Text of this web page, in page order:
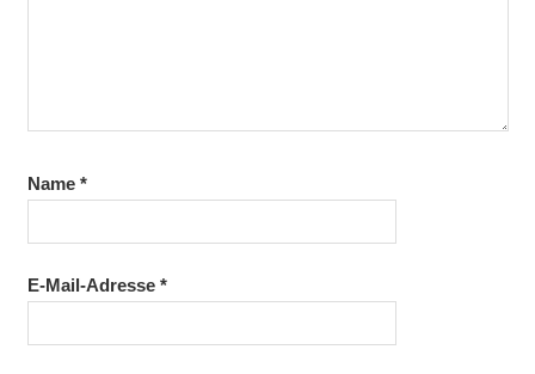
Name *
E-Mail-Adresse *